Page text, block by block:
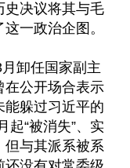
史决议将其与毛
一政治企图。
卸任国家副主
在公开场合表示
能躲过习近平的
起“被消失”、实
但与其派系被系